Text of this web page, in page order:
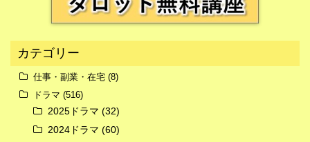
カテゴリー
仕事・副業・在宅 (8)
ドラマ (516)
2025ドラマ (32)
2024ドラマ (60)